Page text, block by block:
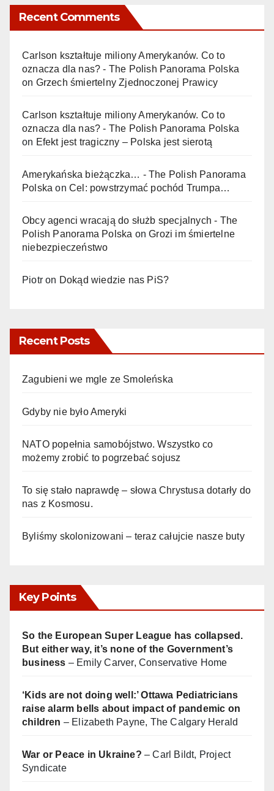
Recent Comments
Carlson kształtuje miliony Amerykanów. Co to
oznacza dla nas? - The Polish Panorama Polska
on Grzech śmiertelny Zjednoczonej Prawicy
Carlson kształtuje miliony Amerykanów. Co to
oznacza dla nas? - The Polish Panorama Polska
on Efekt jest tragiczny – Polska jest sierotą
Amerykańska bieżączka… - The Polish Panorama
Polska onCel: powstrzymać pochód Trumpa…
Obcy agenci wracają do służb specjalnych - The
Polish Panorama Polska onGrozi im śmiertelne
niebezpieczeństwo
Piotr on Dokąd wiedzie nas PiS?
Recent Posts
Zagubieni we mgle ze Smoleńska
Gdyby nie było Ameryki
NATO popełnia samobójstwo. Wszystko co
możemy zrobić to pogrzebać sojusz
To się stało naprawdę – słowa Chrystusa dotarły do
nas z Kosmosu.
Byliśmy skolonizowani – teraz całujcie nasze buty
Key Points
So the European Super League has collapsed.
But either way, it’s none of the Government’s
business – Emily Carver, Conservative Home
‘Kids are not doing well:’ Ottawa Pediatricians
raise alarm bells about impact of pandemic on
children – Elizabeth Payne, The Calgary Herald
War or Peace in Ukraine? – Carl Bildt, Project
Syndicate